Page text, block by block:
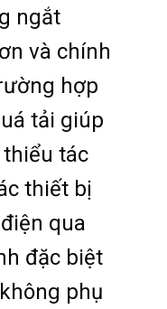
ngắt
và chính
hợp
tải giúp
tác
thiết bị
qua
đặc biệt
phụ